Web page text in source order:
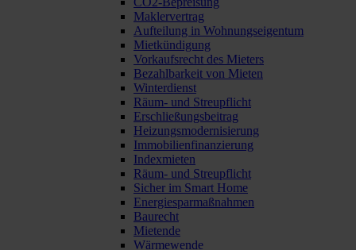
Maklervertrag
Aufteilung in Wohnungseigentum
Mietkündigung
Vorkaufsrecht des Mieters
Bezahlbarkeit von Mieten
Winterdienst
Räum- und Streupflicht
Erschließungsbeitrag
Heizungsmodernisierung
Immobilienfinanzierung
Indexmieten
Räum- und Streupflicht
Sicher im Smart Home
Energiesparmaßnahmen
Baurecht
Mietende
Wärmewende